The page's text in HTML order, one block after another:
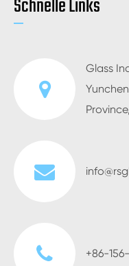
Schnelle Links
Glass
+86-